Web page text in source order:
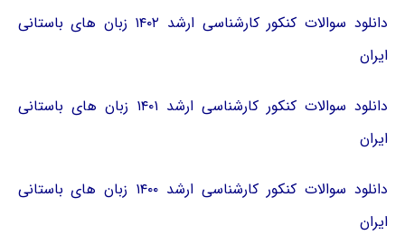
دانلود سوالات کنکور کارشناسی ارشد ۱۴۰۲ زبان های باستانی
ایران
دانلود سوالات کنکور کارشناسی ارشد ۱۴۰۱ زبان های باستانی
ایران
دانلود سوالات کنکور کارشناسی ارشد ۱۴۰۰ زبان های باستانی
ایران